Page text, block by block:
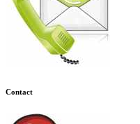
Contact